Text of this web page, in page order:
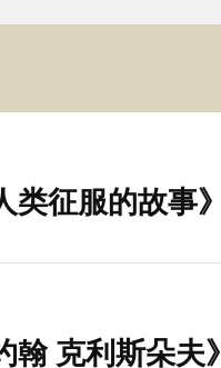
类征服的故事》
翰 克利斯朵夫》